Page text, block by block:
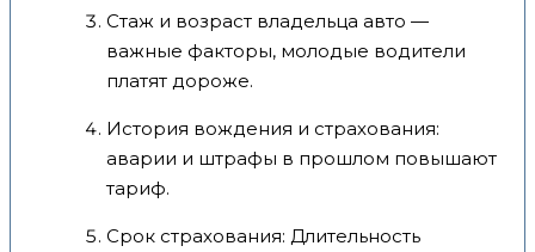
Стаж и возраст владельца авто —
важные факторы, молодые водители
платят дороже.
История вождения и страхования:
аварии и штрафы в прошлом повышают
тариф.
Срок страхования: Длительность